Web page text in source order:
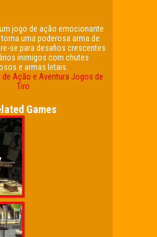
jogo de ação emocionante
uma poderosa arma de
se para desafios crescentes
inimigos com chutes
e armas letais.
Ação e Aventura Jogos de
Tiro
Games